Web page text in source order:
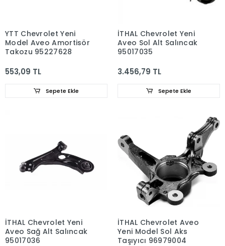
YTT Chevrolet Yeni
Model Aveo Amortisör
Takozu 95227628
553,09 TL
Sepete Ekle
İTHAL Chevrolet Yeni
Aveo Sol Alt Salıncak
95017035
3.456,79 TL
Sepete Ekle
İTHAL Chevrolet Yeni
Aveo Sağ Alt Salıncak
95017036
İTHAL Chevrolet Aveo
Yeni Model Sol Aks
Taşıyıcı 96979004